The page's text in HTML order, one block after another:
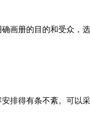
画册的目的和受众，
排得有条不紊。可